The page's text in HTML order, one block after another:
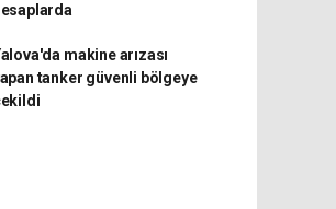
makine arızası
tanker güvenli bölgeye